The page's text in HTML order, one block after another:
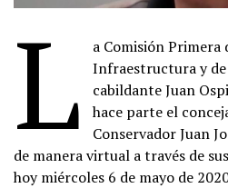
L
a Comisión Primera
Infraestructura y
cabildante Juan
hace parte el
Conservador Juan
de manera virtual a través de
hoy miércoles 6 de mayo de